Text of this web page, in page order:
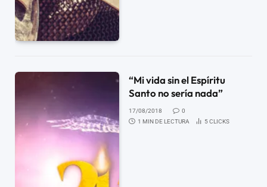
“Mi vida sin el Espíritu
Santo no sería nada”
17/08/2018
0
1 MIN DE LECTURA
5CLICKS